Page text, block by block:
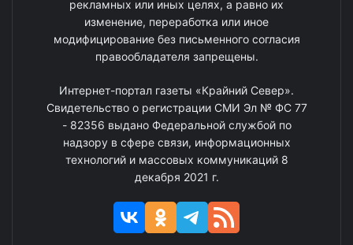
рекламных или иных целях, а равно их
изменение, переработка или иное
модифицирование без письменного согласия
правообладателя запрещены.
Интернет-портал газеты «Крайний Север».
Свидетельство о регистрации СМИ Эл № ФС 77
- 82356 выдано Федеральной службой по
надзору в сфере связи, информационных
технологий и массовых коммуникаций 8
декабря 2021 г.